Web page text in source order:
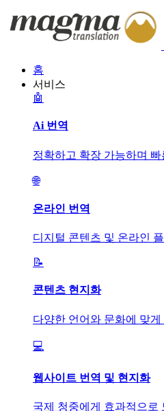
홈
서비스
🤖
Ai 번역
정확하고 확장 가능하며
🌐
온라인 번역
디지털 콘텐츠 및 온라인
📝
콘텐츠 현지화
다양한 언어와 문화에 맞
💻
웹사이트 번역 및 현지화
국제 청중에게 효과적으로